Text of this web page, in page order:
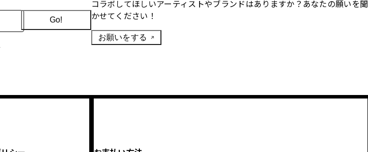
Go!
コラボしてほしいアーティストやブランドはありますか？あなたの願いを聞
かせてください！
お願いをする